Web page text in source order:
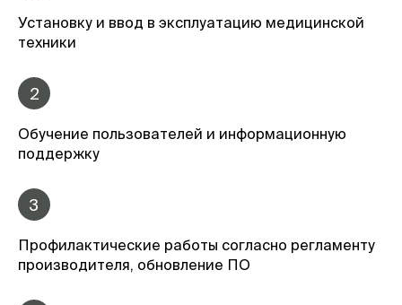
Установку и ввод в эксплуатацию медицинской
техники
2
Обучение пользователей и информационную
поддержку
3
Профилактические работы согласно регламенту
производителя, обновление ПО